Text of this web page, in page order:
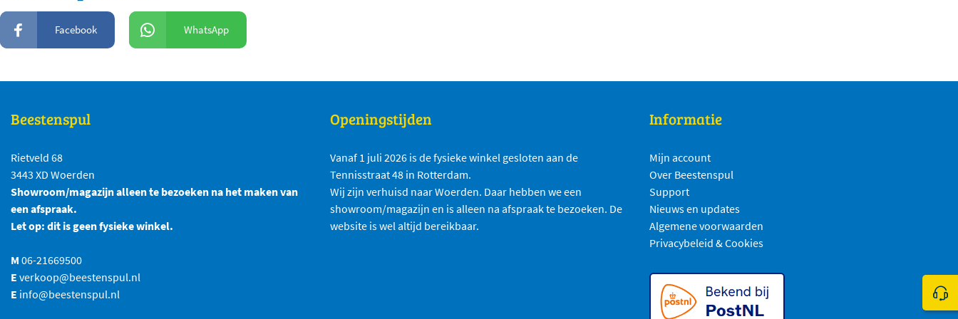
Facebook WhatsApp
Beestenspul
Rietveld 68
3443 XD Woerden
Showroom/magazijn alleen te bezoeken na het maken van
een afspraak.
Let op: dit is geen fysieke winkel.
M 06-21669500
E verkoop@beestenspul.nl
E info@beestenspul.nl
Openingstijden
Vanaf 1 juli 2026 is de fysieke winkel gesloten aan de
Tennisstraat 48 in Rotterdam.
Wij zijn verhuisd naar Woerden. Daar hebben we een
showroom/magazijn en is alleen na afspraak te bezoeken. De
website is wel altijd bereikbaar.
Informatie
Mijn account
Over Beestenspul
Support
Nieuws en updates
Algemene voorwaarden
Privacybeleid & Cookies
Klik